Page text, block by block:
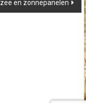
zee en zonnepanelen